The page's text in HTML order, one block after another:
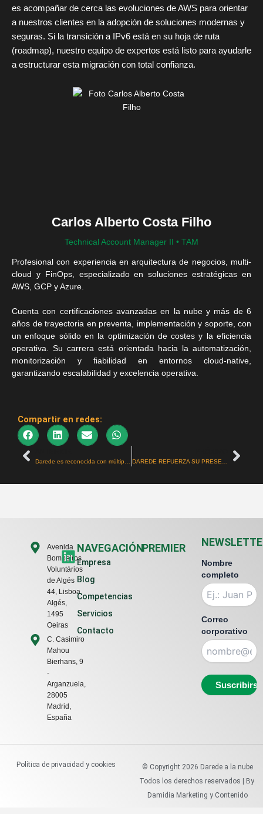
es acompañar de cerca las evoluciones de AWS para orientar
a nuestros clientes en la adopción de soluciones modernas y
seguras. Si la transición a IPv6 está en su hoja de ruta
(roadmap), nuestro equipo de expertos está listo para ayudarle
a estructurar esta migración con total confianza.
Carlos Alberto Costa Filho
Technical Account Manager II • TAM
Profesional con experiencia en arquitectura de negocios, multi-
cloud y FinOps, especializado en soluciones estratégicas en
AWS, GCP y Azure.
Cuenta con certificaciones avanzadas en la nube y más de 6
años de trayectoria en preventa, implementación y soporte, con
un enfoque sólido en la optimización de costes y la eficiencia
operativa. Su carrera está orientada hacia la automatización,
monitorización y fiabilidad en entornos cloud-native,
garantizando escalabilidad y excelencia operativa.
Compartir en redes:
Prev
Avenida
Bombeiros
Voluntários
de Algés
44, Lisboa,
Algés,
1495
Oeiras
C. Casimiro
Mahou
Bierhans, 9
-
Arganzuela,
28005
Madrid,
España
L
i
n
k
d
i
n
NAVEGACIÓN
Empresa
Blog
Competencias
Servicios
Contacto
PREMIER
Nombre
completo
Correo
corporativo
Política de privacidad y cookies © Copyright 2026 Darede a la nube
Todos los derechos reservados | By
Damidia Marketing y Contenido